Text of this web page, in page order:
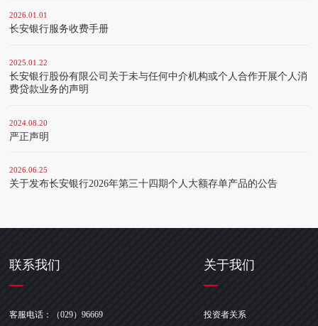
2026.01.01
长安银行服务收费手册
2025.01.22
长安银行股份有限公司关于未与任何中介机构或个人合作开展个人消
费贷款业务的声明
2024.08.20
严正声明
2026.06.25
关于发布长安银行2026年第三十四期个人大额存单产品的公告
联系我们
客服电话：（029）96669
关于我们
投资者关系